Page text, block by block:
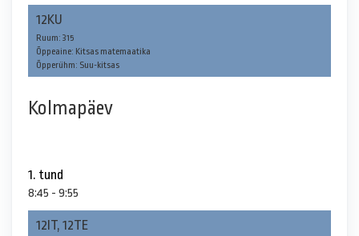
12KU
Ruum: 315
Õppeaine: Kitsas matemaatika
Õpperühm: Suu-kitsas
Kolmapäev
1. tund
8:45 - 9:55
12IT, 12TE